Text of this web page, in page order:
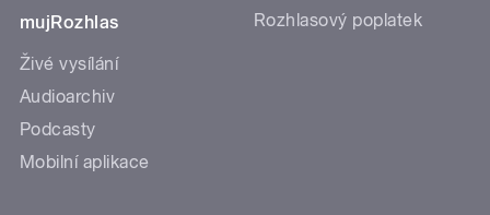
mujRozhlas
Živé vysílání
Audioarchiv
Podcasty
Mobilní aplikace
Rozhlasový poplatek